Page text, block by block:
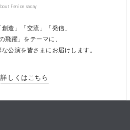
Fenice sacay
造」「交流」「発信」
飛躍」をテーマに、
公演を皆さまにお届けします。
詳しくはこちら